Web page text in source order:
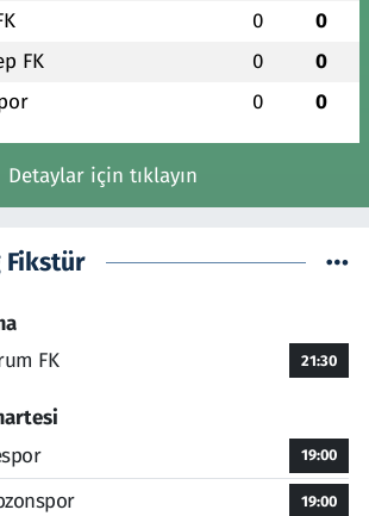
0 0
FK 0 0
0 0
Detaylar için tıklayın
Fikstür
FK
21:30
19:00
19:00